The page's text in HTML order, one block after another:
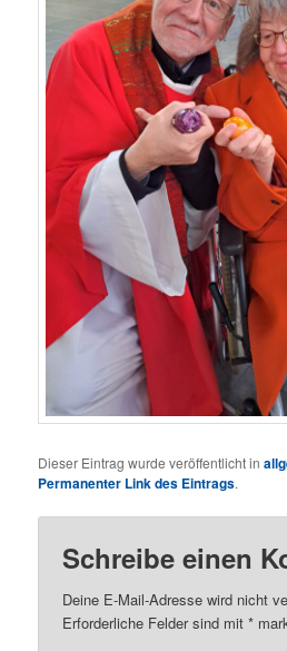
Dieser Eintrag wurde veröffentlicht in
Permanenter Link des Eintrags.
Schreibe einen
Deine E-Mail-Adresse wird nicht
Erforderliche Felder sind mit*